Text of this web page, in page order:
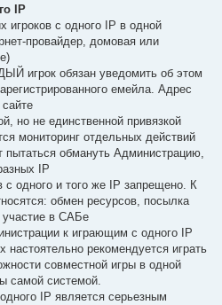
IP
игроков с одного IP в одной
провайдер, домовая или
игрок обязан уведомить об этом
емейла. Адрес
но не единственной привязкой
мониторинг отдельных действий
пытаться обмануть Администрацию,
IP
с одного и того же IP запрещено. К
обмен ресурсов, посылка
участие в САБе
к играющим с одного IP
настоятельно рекомендуется играть
совместной игры в одной
самой системой.
IP является серьезным